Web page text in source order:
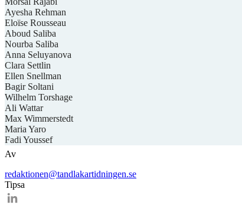
Ayesha Rehman
Eloïse Rousseau
Aboud Saliba
Nourba Saliba
Anna Seluyanova
Clara Settlin
Ellen Snellman
Bagir Soltani
Wilhelm Torshage
Ali Wattar
Max Wimmerstedt
Maria Yaro
Fadi Youssef
Av
redaktionen@tandlakartidningen.se
Tipsa